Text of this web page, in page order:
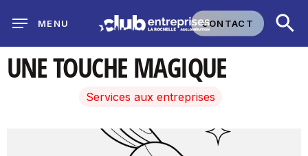
main
content
CONTACT
MENU
UNE TOUCHE MAGIQUE
Services aux entreprises